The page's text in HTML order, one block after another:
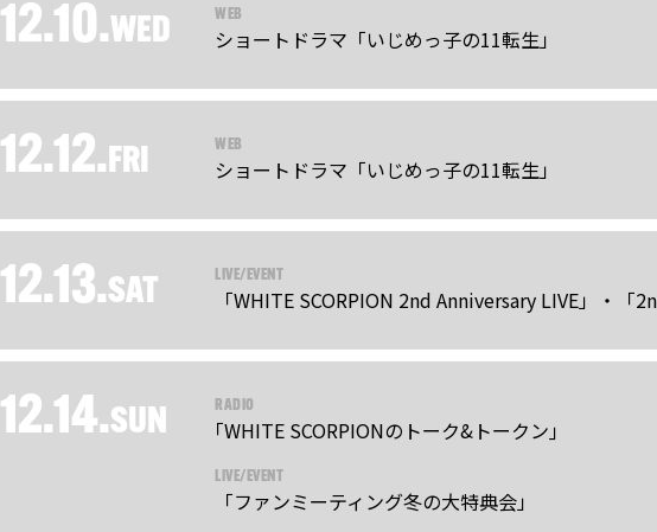
12.10.WED WEB
ショートドラマ「いじめっ子の11転生」
12.12.FRI WEB
ショートドラマ「いじめっ子の11転生」
12.13.SAT LIVE/EVENT
「WHITE SCORPION 2nd Anniversary LIVE」・「
12.14.SUN RADIO
｢WHITE SCORPIONのトーク&トークン｣
LIVE/EVENT
「ファンミーティング冬の大特典会」